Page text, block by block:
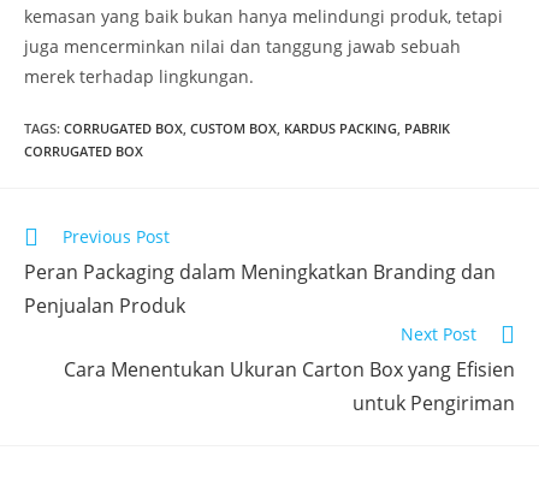
kemasan yang baik bukan hanya melindungi produk, tetapi
juga mencerminkan nilai dan tanggung jawab sebuah
merek terhadap lingkungan.
TAGS: CORRUGATED BOX CUSTOM BOX KARDUS PACKING PABRIK
CORRUGATED BOX
Previous Post
Peran Packaging dalam Meningkatkan Branding dan
Penjualan Produk
Next Post
Cara Menentukan Ukuran Carton Box yang Efisien
untuk Pengiriman